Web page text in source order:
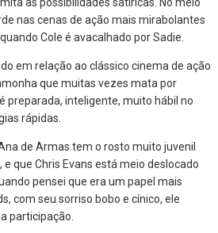
nas cenas de ação mais mirabolantes
Cole é avacalhado por Sadie.
em relação ao clássico cinema de ação
que muitas vezes mata por
preparada, inteligente, muito hábil no
rápidas.
de Armas tem o rosto muito juvenil
que Chris Evans está meio deslocado
pensei que era um papel mais
com seu sorriso bobo e cínico, ele
participação.